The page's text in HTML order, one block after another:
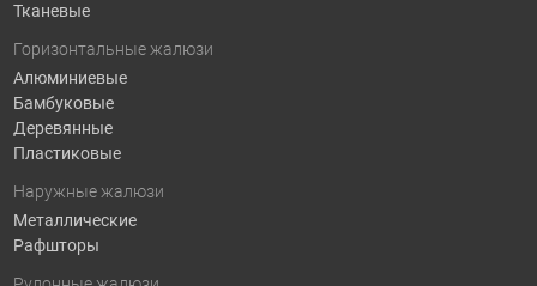
Тканевые
Горизонтальные жалюзи
Алюминиевые
Бамбуковые
Деревянные
Пластиковые
Наружные жалюзи
Металлические
Рафшторы